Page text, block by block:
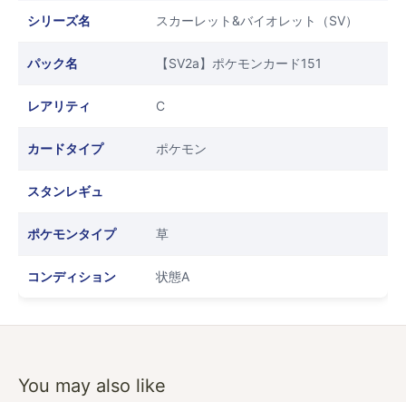
シリーズ名 スカーレット&バイオレット（SV）
パック名 【SV2a】ポケモンカード151
レアリティ C
カードタイプ ポケモン
スタンレギュ
ポケモンタイプ 草
コンディション 状態A
You may also like